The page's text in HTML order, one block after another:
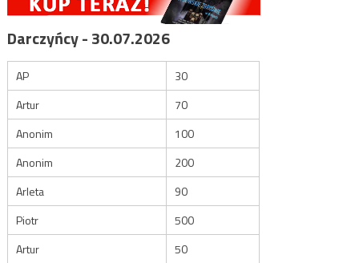
Darczyńcy - 30.07.2026
AP
30
Artur
70
Anonim
100
Anonim
200
Arleta
90
Piotr
500
Artur
50